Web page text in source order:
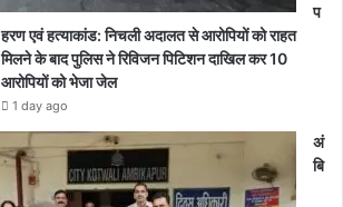
प
हरण एवं हत्याकांड: निचली अदालत से आरोपियों को राहत
मिलने के बाद पुलिस ने रिविजन पिटिशन दाखिल कर 10
आरोपियों को भेजा जेल
1 day ago
अं
बि